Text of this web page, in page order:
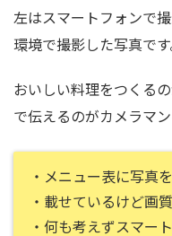
左はスマートフォンで
環境で撮影した写真です
おいしい料理をつくる
で伝えるのがカメラマン
・メニュー表に写真
・載せているけど画
・何も考えずスマー